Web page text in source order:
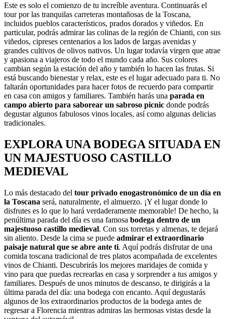
Este es solo el comienzo de tu increíble aventura. Continuarás el
tour por las tranquilas carreteras montañosas de la Toscana,
incluidos pueblos característicos, prados dorados y viñedos. En
particular, podrás admirar las colinas de la región de Chianti, con sus
viñedos, cipreses centenarios a los lados de largas avenidas y
grandes cultivos de olivos nativos. Un lugar todavía virgen que atrae
y apasiona a viajeros de todo el mundo cada año. Sus colores
cambian según la estación del año y también lo hacen las frutas. Si
está buscando bienestar y relax, este es el lugar adecuado para ti. No
faltarán oportunidades para hacer fotos de recuerdo para compartir
en casa con amigos y familiares. También harás una parada en
campo abierto para saborear un sabroso picnic donde podrás
degustar algunos fabulosos vinos locales, así como algunas delicias
tradicionales.
EXPLORA UNA BODEGA SITUADA EN
UN MAJESTUOSO CASTILLO
MEDIEVAL
Lo más destacado del tour privado enogastronómico de un día en
la Toscana será, naturalmente, el almuerzo. ¡Y el lugar donde lo
disfrutes es lo que lo hará verdaderamente memorable! De hecho, la
penúltima parada del día es una famosa bodega dentro de un
majestuoso castillo medieval. Con sus torretas y almenas, te dejará
sin aliento. Desde la cima se puede admirar el extraordinario
paisaje natural que se abre ante ti. Aquí podrás disfrutar de una
comida toscana tradicional de tres platos acompañada de excelentes
vinos de Chianti. Descubrirás los mejores maridajes de comida y
vino para que puedas recrearlas en casa y sorprender a tus amigos y
familiares. Después de unos minutos de descanso, te dirigirás a la
última parada del día: una bodega con encanto. Aquí degustarás
algunos de los extraordinarios productos de la bodega antes de
regresar a Florencia mientras admiras las hermosas vistas desde la